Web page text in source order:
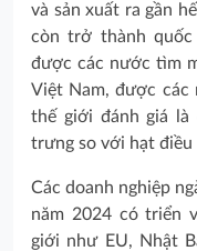
và sản xuất ra gần
còn trở thành
được các nước tìm
Việt Nam, được các
thế giới đánh giá
trưng so với hạt điều
Các doanh nghiệp
năm 2024 có triển
giới như EU, Nhật